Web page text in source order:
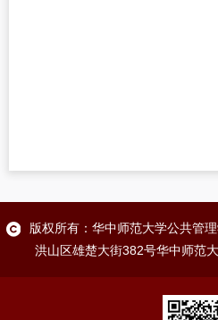
版权所有：华中师范大学公共管
洪山区雄楚大街382号华中师范